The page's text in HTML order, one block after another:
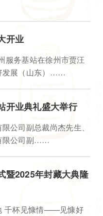
开业
服务基站在徐州市贾汪
发展（山东）……
开业典礼盛大举行
公司副总裁尚杰先生、
限公司副……
暨2025年封藏大典隆
千杯见慷情——见慷好